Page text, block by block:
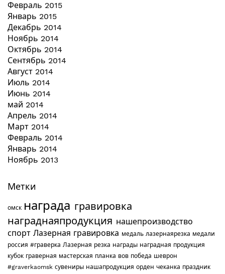
Февраль 2015
Январь 2015
Декабрь 2014
Ноябрь 2014
Октябрь 2014
Сентябрь 2014
Август 2014
Июль 2014
Июнь 2014
май 2014
Апрель 2014
Март 2014
Февраль 2014
Январь 2014
Ноябрь 2013
Метки
омск награда гравировка
награднаяпродукция нашепроизводство
спорт Лазерная гравировка медаль лазернаярезка медали
россия #граверка Лазерная резка награды наградная продукция
кубок граверная мастерская планка вов победа шеврон
#graverkaomsk сувениры нашапродукция орден чеканка праздник